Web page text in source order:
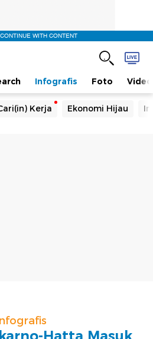
WITH CONTENT
Infografis Foto Video
Kerja Ekonomi Hijau